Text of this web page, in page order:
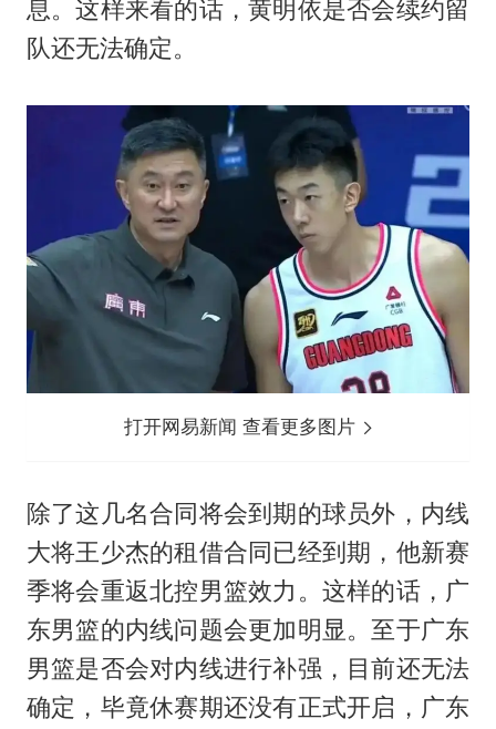
息。这样来看的话，黄明依是否会续约留
队还无法确定。
打开网易新闻 查看更多图片
除了这几名合同将会到期的球员外，内线
大将王少杰的租借合同已经到期，他新赛
季将会重返北控男篮效力。这样的话，广
东男篮的内线问题会更加明显。至于广东
男篮是否会对内线进行补强，目前还无法
确定，毕竟休赛期还没有正式开启，广东